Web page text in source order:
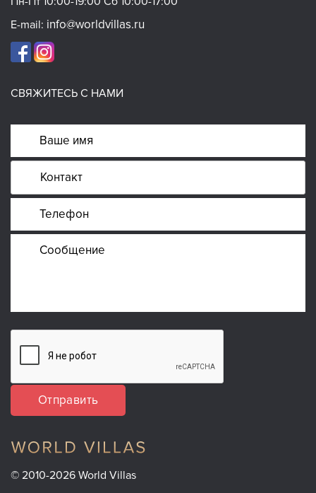
E-mail: info@worldvillas.ru
СВЯЖИТЕСЬ С НАМИ
Отправить
© 2010-2026 World Villas